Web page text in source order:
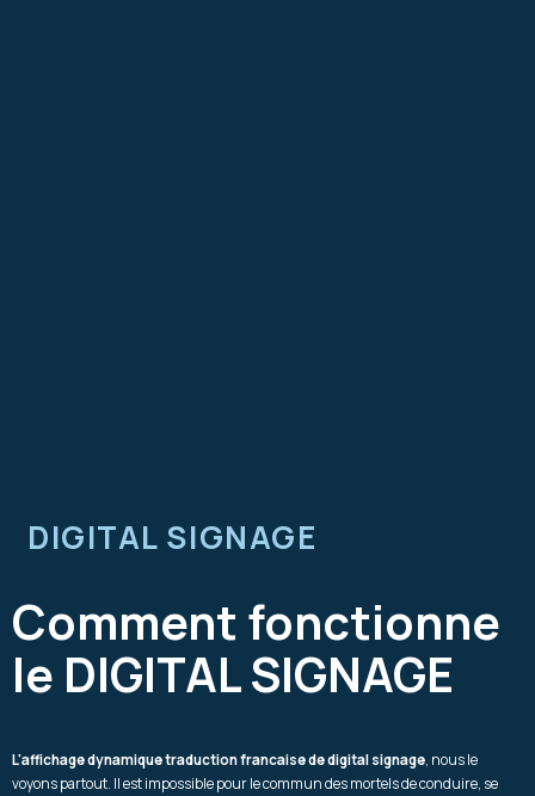
DIGITAL SIGNAGE
Comment fonctionne
le DIGITAL SIGNAGE
L'affichage dynamique traduction francaise de digital signage, nous le
voyons partout. Il est impossible pour le commun des mortels de conduire, se